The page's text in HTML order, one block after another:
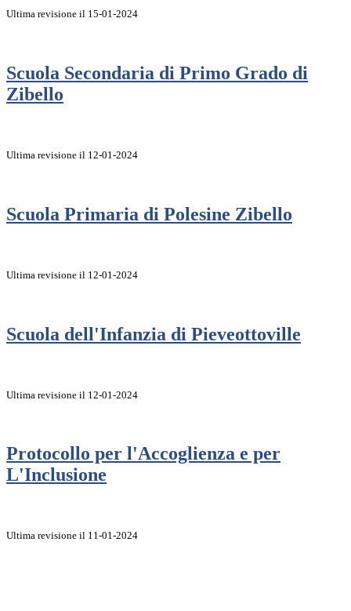
Ultima revisione il 15-01-2024
Scuola Secondaria di Primo Grado di
Zibello
Ultima revisione il 12-01-2024
Scuola Primaria di Polesine Zibello
Ultima revisione il 12-01-2024
Scuola dell'Infanzia di Pieveottoville
Ultima revisione il 12-01-2024
Protocollo per l'Accoglienza e per
L'Inclusione
Ultima revisione il 11-01-2024